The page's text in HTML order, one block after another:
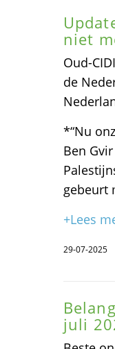
niet
Oud-
de
*“Nu
Ben
gebeurt
+Lees
29-07-2025
juli